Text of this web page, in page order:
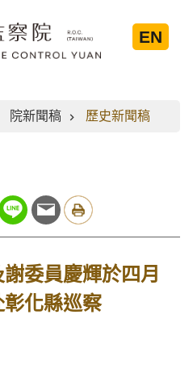
EN
院新聞稿 歷史新聞稿
委員慶輝於四月
化縣巡察